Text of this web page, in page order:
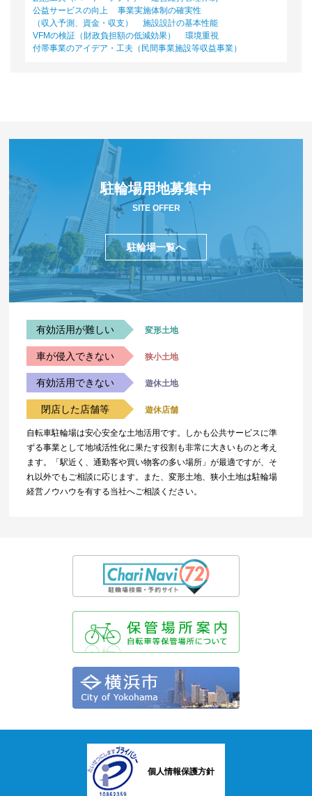
公益サービスの向上
事業実施体制の確実性
（収入予測、資金・収支）
施設設計の基本性能
VFMの検証（財政負担額の低減効果）
環境重視
付帯事業のアイデア・工夫（民間事業施設等収益事業）
駐輪場用地募集中
SITE OFFER
駐輪場一覧へ
有効活用が難しい 変形土地
車が侵入できない 狭小土地
有効活用できない 遊休土地
閉店した店舗等 遊休店舗
自転車駐輪場は安心安全な土地活用です。しかも公共サービスに準
ずる事業として地域活性化に果たす役割も非常に大きいものと考え
ます。「駅近く、通勤客や買い物客の多い場所」が最適ですが、そ
れ以外でもご相談に応じます。また、変形土地、狭小土地は駐輪場
経営ノウハウを有する当社へご相談ください。
個人情報保護方針